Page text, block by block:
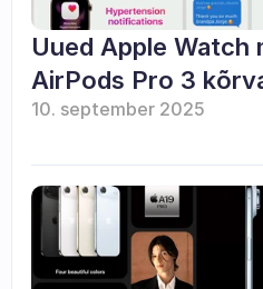
Uued Apple Watch
AirPods Pro 3
10. september 2025